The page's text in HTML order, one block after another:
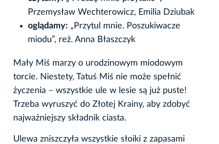
Przemysław Wechterowicz, Emilia Dziubak
oglądamy: „Przytul mnie. Poszukiwacze
miodu”, reż. Anna Błaszczyk
Mały Miś marzy o urodzinowym miodowym
torcie. Niestety, Tatuś Miś nie może spełnić
życzenia – wszystkie ule w lesie są już puste!
Trzeba wyruszyć do Złotej Krainy, aby zdobyć
najważniejszy składnik ciasta.
Ulewa zniszczyła wszystkie słoiki z zapasami